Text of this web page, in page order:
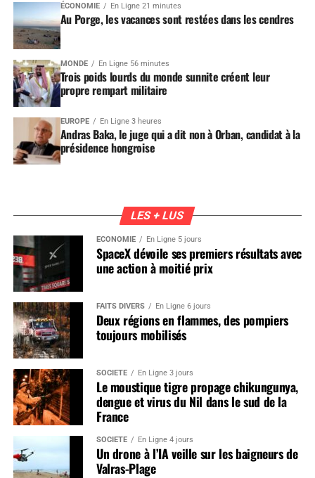
ÉCONOMIE En Ligne 21 minutes
Au Porge, les vacances sont restées dans les cendres
MONDE En Ligne 56 minutes
Trois poids lourds du monde sunnite créent leur
propre rempart militaire
EUROPE En Ligne 3 heures
Andras Baka, le juge qui a dit non à Orban, candidat à la
présidence hongroise
LES + LUS
ÉCONOMIE En Ligne 5 jours
SpaceX dévoile ses premiers résultats avec
une action à moitié prix
FAITS DIVERS En Ligne 6 jours
Deux régions en flammes, des pompiers
toujours mobilisés
SOCIÉTÉ En Ligne 3 jours
Le moustique tigre propage chikungunya,
dengue et virus du Nil dans le sud de la
France
SOCIÉTÉ En Ligne 4 jours
Un drone à l’IA veille sur les baigneurs de
Valras-Plage